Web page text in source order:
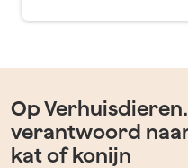
Op
verantwoord
kat of konijn